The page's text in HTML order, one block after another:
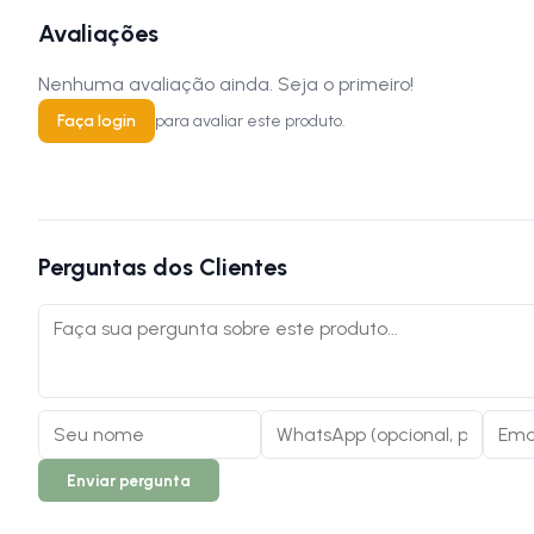
Avaliações
Nenhuma avaliação ainda. Seja o primeiro!
Faça login para avaliar este produto.
Perguntas dos Clientes
Enviar pergunta